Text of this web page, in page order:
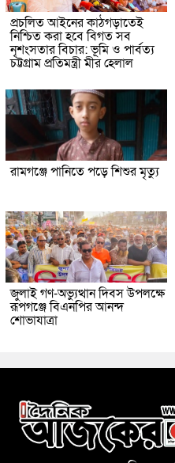
প্রচলিত আইনের কাঠগড়াতেই
নিশ্চিত করা হবে বিগত সব
নৃশংসতার বিচার: ভূমি ও পার্বত্য
চট্টগ্রাম প্রতিমন্ত্রী মীর হেলাল
রামগঞ্জে পানিতে পড়ে শিশুর মৃত্যু
জুলাই গণ-অভ্যুত্থান দিবস উপলক্ষে
রূপগঞ্জে বিএনপির আনন্দ
শোভাযাত্রা